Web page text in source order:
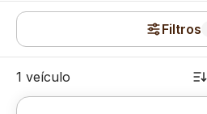
Filtros
1 veículo